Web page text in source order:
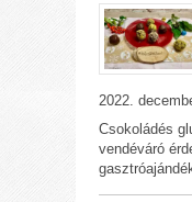
2022.
Csokoládés
vendéváró